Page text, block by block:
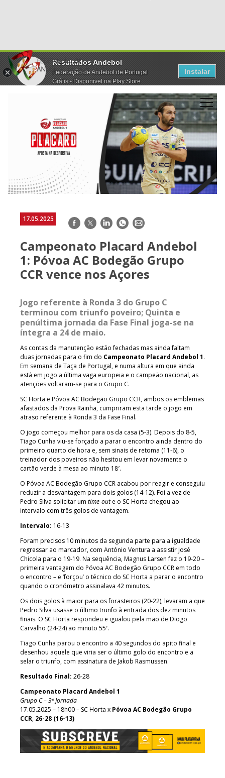
Resultados Andebol
Federação de Andebol de Portugal
Grátis - Disponivel na Play Store
Instalar
17.05.2025 Facebook
TwitterLinkedInWhatsApp
E-
Campeonato Placard Andebol
1: Póvoa AC Bodegão Grupo
CCR vence nos Açores
Jogo referente à Ronda 3 do Grupo C
terminou com triunfo poveiro; Quinta e
penúltima jornada da Fase Final joga-se na
íntegra a 24 de maio.
As contas da manutenção estão fechadas mas ainda faltam
duas jornadas para o fim do Campeonato Placard Andebol 1.
Em semana de Taça de Portugal, e numa altura em que ainda
está em jogo a última vaga europeia e o campeão nacional, as
atenções voltaram-se para o Grupo C.
SC Horta e Póvoa AC Bodegão Grupo CCR, ambos os emblemas
afastados da Prova Rainha, cumpriram esta tarde o jogo em
atraso referente à Ronda 3 da Fase Final.
O jogo começou melhor para os da casa (5-3). Depois do 8-5,
Tiago Cunha viu-se forçado a parar o encontro ainda dentro do
primeiro quarto de hora e, sem sinais de retoma (11-6), o
treinador dos poveiros não hesitou em levar novamente o
cartão verde à mesa ao minuto 18′.
O Póvoa AC Bodegão Grupo CCR acabou por reagir e conseguiu
reduzir a desvantagem para dois golos (14-12). Foi a vez de
Pedro Silva solicitar um time-oute o SC Horta chegou ao
intervalo com três golos de vantagem.
Intervalo: 16-13
Foram precisos 10 minutos da segunda parte para a igualdade
regressar ao marcador, com António Ventura a assistir José
Chicola para o 19-19. Na sequência, Magnus Larsen fez o 19-20 –
primeira vantagem do Póvoa AC Bodegão Grupo CCR em todo
o encontro – e ‘forçou’ o técnico do SC Horta a parar o encontro
quando o cronómetro assinalava 42 minutos.
Os dois golos à maior para os forasteiros (20-22), levaram a que
Pedro Silva usasse o último trunfo à entrada dos dez minutos
finais. O SC Horta respondeu e igualou pela mão de Diogo
Carvalho (24-24) ao minuto 55′.
Tiago Cunha parou o encontro a 40 segundos do apito final e
desenhou aquele que viria ser o último golo do encontro e a
selar o triunfo, com assinatura de Jakob Rasmussen.
Resultado Final: 26-28
Campeonato Placard Andebol 1
Grupo C – 3ª Jornada
17.05.2025 – 18h00 – SC Horta x Póvoa AC Bodegão Grupo
CCR, 26-28 (16-13)